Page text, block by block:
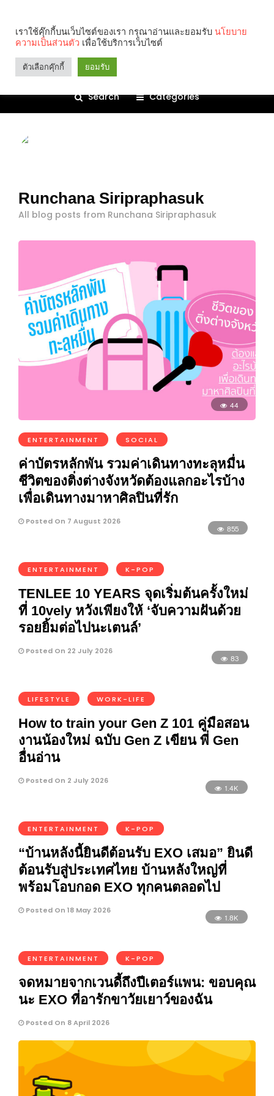
Search Categories
Runchana Siripraphasuk
All blog posts from Runchana Siripraphasuk
44
ENTERTAINMENT SOCIAL
ค่าบัตรหลักพัน รวมค่าเดินทางทะลุหมื่น
ชีวิตของติ่งต่างจังหวัดต้องแลกอะไรบ้าง
เพื่อเดินทางมาหาศิลปินที่รัก
Posted On 7 August 2026
855
ENTERTAINMENT K-POP
TENLEE 10 YEARS จุดเริ่มต้นครั้งใหม่
ที่ 10vely หวังเพียงให้ ‘จับความฝันด้วย
รอยยิ้มต่อไปนะเตนล์’
Posted On 22 July 2026
83
LIFESTYLE WORK-LIFE
How to train your Gen Z 101 คู่มือสอน
งานน้องใหม่ ฉบับ Gen Z เขียน พี่ Gen
อื่นอ่าน
Posted On 2 July 2026
1.4K
ENTERTAINMENT K-POP
“บ้านหลังนี้ยินดีต้อนรับ EXO เสมอ” ยินดี
ต้อนรับสู่ประเทศไทย บ้านหลังใหญ่ที่
พร้อมโอบกอด EXO ทุกคนตลอดไป
Posted On 18 May 2026
1.8K
ENTERTAINMENT K-POP
จดหมายจากเวนดี้ถึงปีเตอร์แพน: ขอบคุณ
นะ EXO ที่อารักขาวัยเยาว์ของฉัน
Posted On 8 April 2026
เราใช้คุ๊กกี้บนเว็บไซต์ของเรา กรุณาอ่านและยอมรับ นโยบาย
ความเป็นส่วนตัว เพื่อใช้บริการเว็บไซต์
ตัวเลือกคุ๊กกี้ ยอมรับ